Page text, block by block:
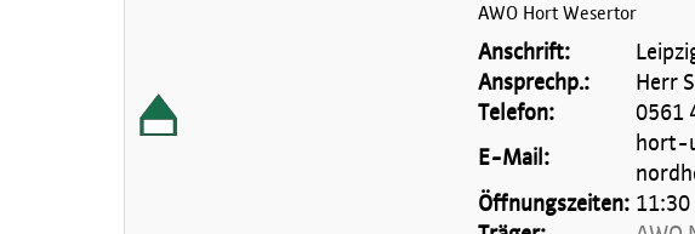
AWO Hort Wesertor
Anschrift:
Ansprechp.:
Herr
Telefon:
0561
E-Mail:
hort-
Öffnungszeiten: